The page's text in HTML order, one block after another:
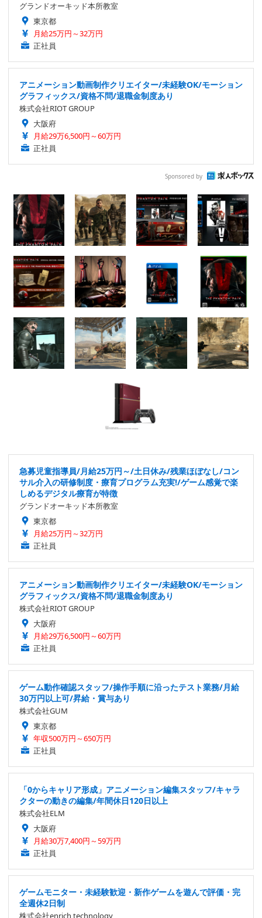
グランドオーキッド本所教室
東京都
月給25万円～32万円
正社員
アニメーション動画制作クリエイター/未経験OK/モーション
グラフィックス/資格不問/退職金制度あり
株式会社RIOT GROUP
大阪府
月給29万6,500円～60万円
正社員
Sponsored by
急募児童指導員/月給25万円～/土日休み/残業ほぼなし/コン
サル介入の研修制度・療育プログラム充実!/ゲーム感覚で楽
しめるデジタル療育が特徴
グランドオーキッド本所教室
東京都
月給25万円～32万円
正社員
アニメーション動画制作クリエイター/未経験OK/モーション
グラフィックス/資格不問/退職金制度あり
株式会社RIOT GROUP
大阪府
月給29万6,500円～60万円
正社員
ゲーム動作確認スタッフ/操作手順に沿ったテスト業務/月給
30万円以上可/昇給・賞与あり
株式会社GUM
東京都
年収500万円～650万円
正社員
「0からキャリア形成」アニメーション編集スタッフ/キャラ
クターの動きの編集/年間休日120日以上
株式会社ELM
大阪府
月給30万7,400円～59万円
正社員
ゲームモニター・未経験歓迎・新作ゲームを遊んで評価・完
全週休2日制
株式会社enrich technology